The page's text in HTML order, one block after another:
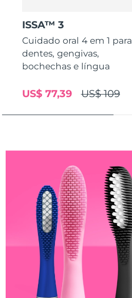
ISSA™ 3
Cuidado oral 4 em 1 para
dentes, gengivas,
bochechas e língua
US$ 109
US$ 77,39
Turquia
Emirados Árabes
Unidos
Reino Unido
Estados Unidos